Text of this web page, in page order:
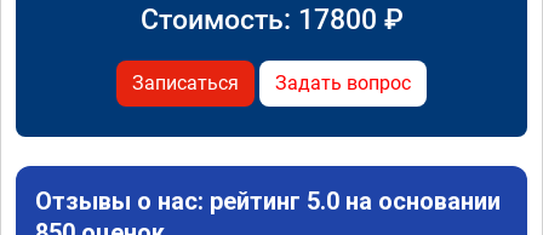
Стоимость: 17800 ₽
Записаться Задать вопрос
Отзывы о нас: рейтинг 5.0 на основании